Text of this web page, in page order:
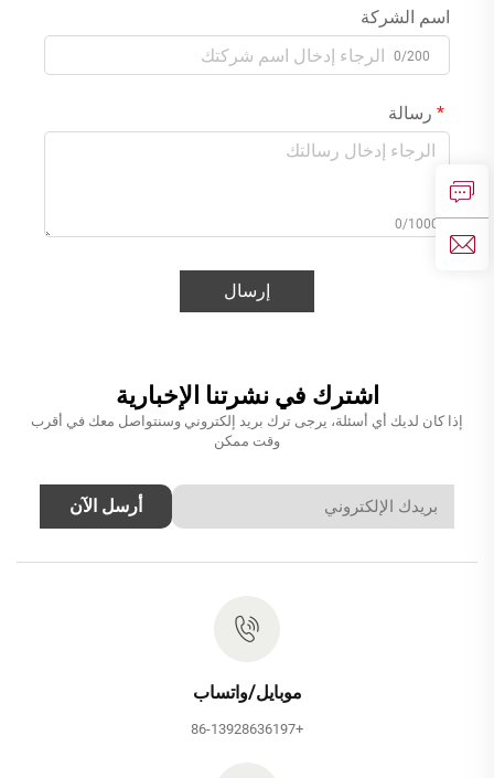
اسم الشركة
0/200
رسالة
0/1000
إرسال
اشترك في نشرتنا الإخبارية
إذا كان لديك أي أسئلة، يرجى ترك بريد إلكتروني وسنتواصل معك في أقرب
وقت ممكن
أرسل الآن
موبايل/واتساب
+86-13928636197